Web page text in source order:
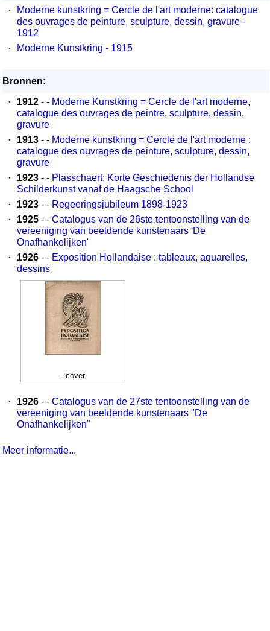
·
Moderne kunstkring = Cercle de l'art moderne: catalogue
des ouvrages de peinture, sculpture, dessin, gravure -
1912
·
Moderne Kunstkring - 1915
Bronnen:
·
1912 - - Moderne Kunstkring = Cercle de l'art moderne,
catalogue des ouvrages de peintre, sculpture, dessin,
gravure
·
1913 - - Moderne kunstkring = Cercle de l'art moderne :
catalogue des ouvrages de peinture, sculpture, dessin,
gravure
·
1923 - - Plasschaert; Korte Geschiedenis der Hollandse
Schilderkunst vanaf de Haagsche School
·
1923 - - Regeeringsjubileum 1898-1923
·
1925 - - Catalogus van de 26ste tentoonstelling van de
vereeniging van beeldende kunstenaars 'De
Onafhankelijken'
·
1926 - - Exposition Hollandaise : tableaux, aquarelles,
dessins
- cover
· 1926 - - Catalogus van de 27ste tentoonstelling van de
vereeniging van beeldende kunstenaars "De
Onafhankelijken"
Meer informatie...